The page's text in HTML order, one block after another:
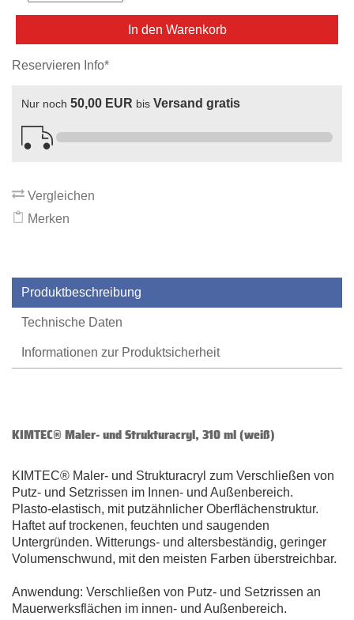
In den Warenkorb
Reservieren Info*
Nur noch 50,00 EUR bis Versand gratis
Vergleichen
Merken
Produktbeschreibung
Technische Daten
Informationen zur Produktsicherheit
KIMTEC® Maler- und Strukturacryl, 310 ml (weiß)
KIMTEC® Maler- und Strukturacryl zum Verschließen von
Putz- und Setzrissen im Innen- und Außenbereich.
Plasto-elastisch, mit putzähnlicher Oberflächenstruktur.
Haftet auf trockenen, feuchten und saugenden
Untergründen. Witterungs- und altersbeständig, geringer
Volumenschwund, mit den meisten Farben überstreichbar.
Anwendung: Verschließen von Putz- und Setzrissen an
Mauerwerksflächen im innen- und Außenbereich.